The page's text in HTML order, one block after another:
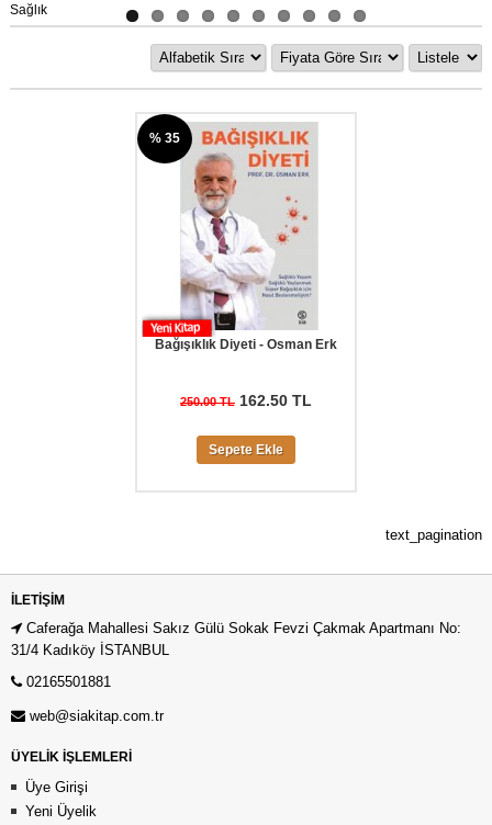
Sağlık
Bağışıklık Diyeti - Osman Erk
250.00 TL 162.50 TL
% 35
Sepete Ekle
text_pagination
İLETIŞIM
Caferağa Mahallesi Sakız Gülü Sokak Fevzi Çakmak Apartmanı No:
31/4 Kadıköy İSTANBUL
02165501881
web@siakitap.com.tr
ÜYELİK İŞLEMLERİ
Üye Girişi
Yeni Üyelik